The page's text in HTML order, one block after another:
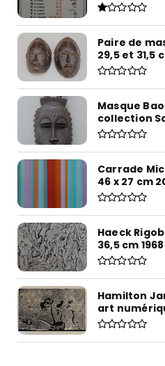
Paire de
29,5 et 31,5
Masque
collection
Carrade
46 x 27 cm
Haeck
36,5 cm 1968
Hamilton
art